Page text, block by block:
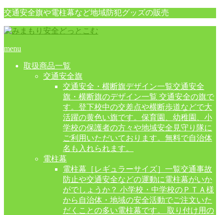
交通安全旗や電柱幕など地域防犯グッズの販売
menu
取扱商品一覧
交通安全旗
交通安全・横断旗デザイン一覧交通安全
旗・横断旗のデザイン一覧 交通安全の旗で
す。登下校中の交差点や横断歩道などで大
活躍の黄色い旗です。保育園、幼稚園、小
学校の保護者の方々や地域安全見守り隊に
ご利用いただいております。無料で自治体
名も入れられます。
電柱幕
電柱幕［レギュラーサイズ］一覧交通事故
防止や交通安全などの運動に電柱幕がいか
がでしょうか？ 小学校・中学校のＰＴＡ様
から自治体・地域の安全活動でご注文いた
だくことの多い電柱幕です。 取り付け用の